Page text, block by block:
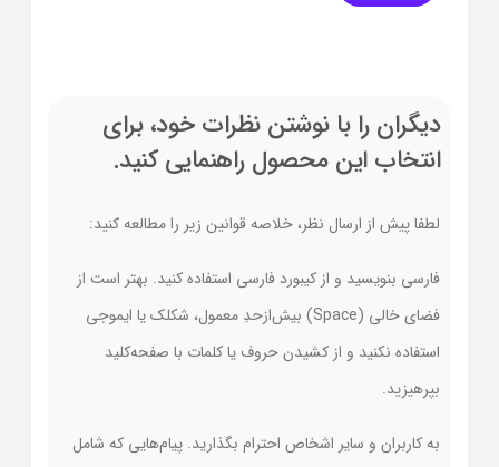
دیگران را با نوشتن نظرات خود، برای
انتخاب این محصول راهنمایی کنید.
لطفا پیش از ارسال نظر، خلاصه قوانین زیر را مطالعه کنید:
فارسی بنویسید و از کیبورد فارسی استفاده کنید. بهتر است از
فضای خالی (Space) بیش‌از‌حدِ معمول، شکلک یا ایموجی
استفاده نکنید و از کشیدن حروف یا کلمات با صفحه‌کلید
بپرهیزید.
به کاربران و سایر اشخاص احترام بگذارید. پیام‌هایی که شامل